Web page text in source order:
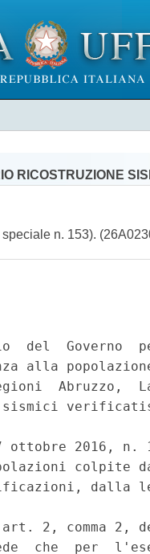
RICOSTRUZIONE
n. 153).